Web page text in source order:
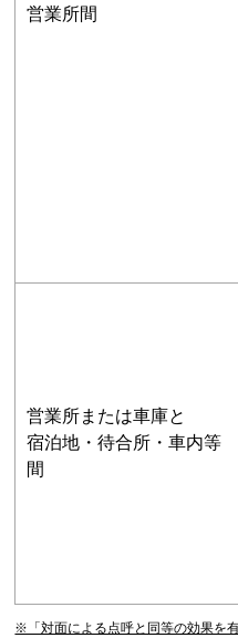
営業所間
営業所または車庫と
宿泊地・待合所・車内等
間
※「対面による点呼と同等の効果を